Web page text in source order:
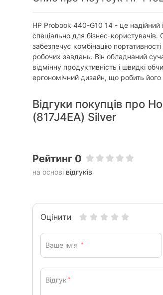
HP Probook 440-G10 14 - це надійний
спеціально для бізнес-
забезпечує комбінацію
робочих завдань. Він обладнаний
відмінну продуктивність і швидкі
ергономічний дизайн, що робить
Відгуки покупців про
(817J4EA) Silver
Рейтинг 0
на основі відгуків
Оцінити
Ваше ім’я *
Відгук *